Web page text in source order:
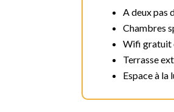
A deux pas
Chambres
Wifi gratuit
Terrasse
Espace à la